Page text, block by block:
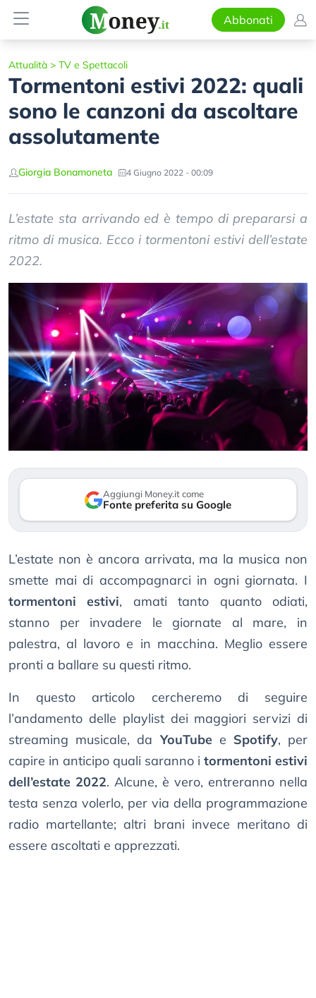
Abbonati
Attualità > TV e Spettacoli
Tormentoni estivi 2022: quali
sono le canzoni da ascoltare
assolutamente
Giorgia Bonamoneta 4 Giugno 2022 - 00:09
L’estate sta arrivando ed è tempo di prepararsi a
ritmo di musica. Ecco i tormentoni estivi dell’estate
2022.
Aggiungi Money.it come
Fonte preferita su Google
L’estate non è ancora arrivata, ma la musica non
smette mai di accompagnarci in ogni giornata. I
tormentoni estivi, amati tanto quanto odiati,
stanno per invadere le giornate al mare, in
palestra, al lavoro e in macchina. Meglio essere
pronti a ballare su questi ritmo.
In questo articolo cercheremo di seguire
l’andamento delle playlist dei maggiori servizi di
streaming musicale, daYouTubee Spotify, per
capire in anticipo quali saranno i tormentoni estivi
dell’estate 2022. Alcune, è vero, entreranno nella
testa senza volerlo, per via della programmazione
radio martellante; altri brani invece meritano di
essere ascoltati e apprezzati.